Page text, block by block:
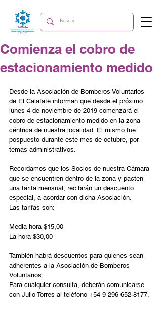
Comienza el cobro de
estacionamiento medido
Desde la Asociación de Bomberos Voluntarios
de El Calafate informan que desde el próximo
lunes 4 de noviembre de 2019 comenzará el
cobro de estacionamiento medido en la zona
céntrica de nuestra localidad. El mismo fue
pospuesto durante este mes de octubre, por
temas administrativos.
Recordamos que los Socios de nuestra Cámara
que se encuentren dentro de la zona y pacten
una tarifa mensual, recibirán un descuento
especial, a acordar con dicha Asociación.
Las tarifas son:
Media hora $15,00
La hora $30,00
También habrá descuentos para quienes sean
adherentes a la Asociación de Bomberos
Voluntarios.
Para cualquier consulta, deberán comunicarse
con Julio Torres al teléfono +54 9 296 652-8177.